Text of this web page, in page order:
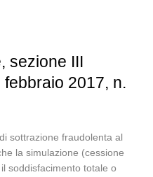
sezione III
2017, n.
sottrazione fraudolenta al
la simulazione (cessione
soddisfacimento totale o